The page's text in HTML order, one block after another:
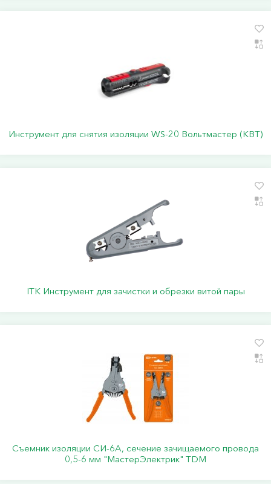
Инструмент для снятия изоляции WS-20 Вольтмастер (КВТ)
ITK Инструмент для зачистки и обрезки витой пары
Съемник изоляции СИ-6А, сечение зачищаемого провода
0,5-6 мм "МастерЭлектрик" TDM